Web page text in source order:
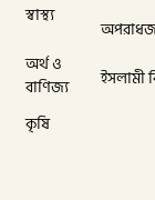
স্বাস্থ্য
অর্থ ও
বাণিজ্য
কৃষি
ইসলামী